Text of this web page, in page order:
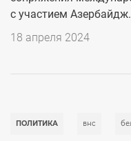
с участием
18 апреля 2024
ПОЛИТИКА внс